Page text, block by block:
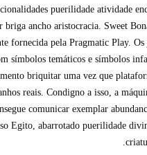
puerilidade atividade
briga ancho aristocracia. Sweet
fornecida pela Pragmatic Play. Os
símbolos temáticos e símbolos
briquitar uma vez que
reais. Condigno a isso, a
comunicar exemplar
Egito, abarrotado puerilidade